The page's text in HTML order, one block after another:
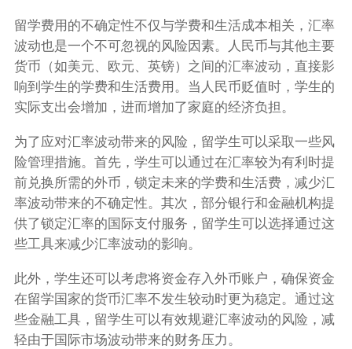
留学费用的不确定性不仅与学费和生活成本相关，汇率
波动也是一个不可忽视的风险因素。人民币与其他主要
货币（如美元、欧元、英镑）之间的汇率波动，直接影
响到学生的学费和生活费用。当人民币贬值时，学生的
实际支出会增加，进而增加了家庭的经济负担。
为了应对汇率波动带来的风险，留学生可以采取一些风
险管理措施。首先，学生可以通过在汇率较为有利时提
前兑换所需的外币，锁定未来的学费和生活费，减少汇
率波动带来的不确定性。其次，部分银行和金融机构提
供了锁定汇率的国际支付服务，留学生可以选择通过这
些工具来减少汇率波动的影响。
此外，学生还可以考虑将资金存入外币账户，确保资金
在留学国家的货币汇率不发生较动时更为稳定。通过这
些金融工具，留学生可以有效规避汇率波动的风险，减
轻由于国际市场波动带来的财务压力。